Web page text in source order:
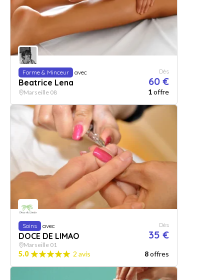
Forme & Minceur avec
Beatrice Lena
Dès
60 €
Marseille 08 1offre
Soins avec
DOCE DE LIMAO
Dès
35 €
Marseille 01
5.0 2 avis 8offres